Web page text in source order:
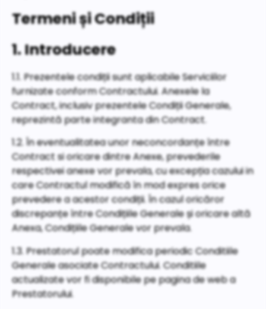
Termeni și Condiții
1. Introducere
1.1. Prezentele condiții sunt aplicabile Serviciilor
furnizate conform Contractului. Anexele la
Contract, inclusiv prezentele Condiții Generale,
reprezintă parte integranta din Contract.
1.2. În eventualitatea unor neconcordanțe între
Contract si oricare dintre Anexe, prevederile
respectivei anexe vor prevala, cu excepția cazului in
care Contractul modifică în mod expres orice
prevedere a acestor condiții. În cazul oricăror
discrepanțe între Condițiile Generale și oricare altă
Anexa, Condițiile Generale vor prevala.
1.3. Prestatorul poate modifica periodic Conditiile
Generale asociate Contractului. Conditiile
actualizate vor fi disponibile pe pagina de web a
Prestatorului.